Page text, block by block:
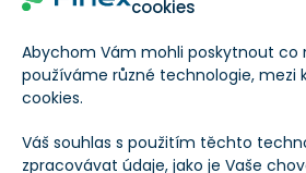
cookies
Abychom Vám mohli poskytnout co
používáme různé technologie, mezi
cookies.
Váš souhlas s použitím těchto
zpracovávat údaje, jako je Vaše
základ. Pak by se Bitcoin mohl
000 až 70 000 dolarů, kde čekají
nevyplněná cenová mezera.